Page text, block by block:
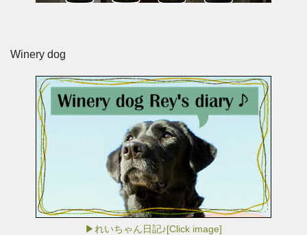
Winery dog
▶れいちゃん日記♪[Click image]